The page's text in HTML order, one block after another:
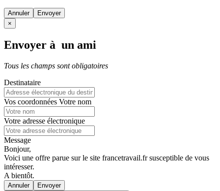
Annuler
×
Envoyer à un ami
Tous les champs sont obligatoires
Destinataire
Vos coordonnées Votre nom
Votre adresse électronique
Message
Bonjour,
Voici une offre parue sur le site francetravail.fr susceptible de vous
intéresser.
A bientôt.
Annuler